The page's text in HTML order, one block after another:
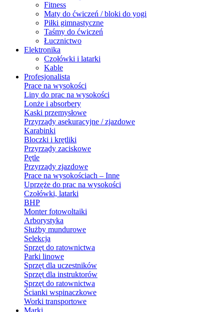
Fitness
Maty do ćwiczeń / bloki do yogi
Piłki gimnastyczne
Taśmy do ćwiczeń
Łucznictwo
Elektronika
Czołówki i latarki
Kable
Profesjonalista
Prace na wysokości
Liny do prac na wysokości
Lonże i absorbery
Kaski przemysłowe
Przyrządy asekuracyjne / zjazdowe
Karabinki
Bloczki i krętliki
Przyrządy zaciskowe
Pętle
Przyrządy zjazdowe
Prace na wysokościach – Inne
Uprzęże do prac na wysokości
Czołówki, latarki
BHP
Monter fotowoltaiki
Arborystyka
Służby mundurowe
Selekcja
Sprzęt do ratownictwa
Parki linowe
Sprzęt dla uczestników
Sprzęt dla instruktorów
Sprzęt do ratownictwa
Ścianki wspinaczkowe
Worki transportowe
Marki